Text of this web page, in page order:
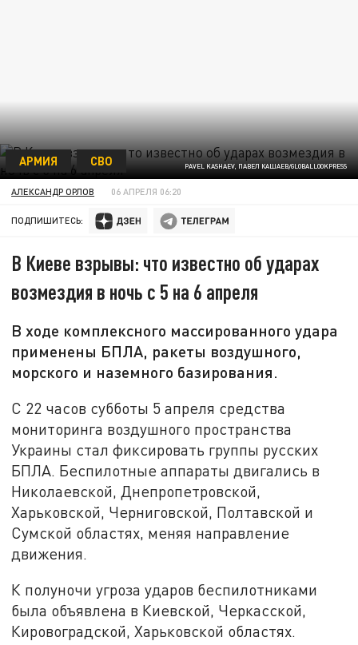
PAVEL KASHAEV, ПАВЕЛ КАШАЕВ/GLOBALLOOKPRESS
АРМИЯ СВО
АЛЕКСАНДР ОРЛОВ 06 АПРЕЛЯ 06:20
ПОДПИШИТЕСЬ:
В Киеве взрывы: что известно об ударах
возмездия в ночь с 5 на 6 апреля
В ходе комплексного массированного удара
применены БПЛА, ракеты воздушного,
морского и наземного базирования.
С 22 часов субботы 5 апреля средства
мониторинга воздушного пространства
Украины стал фиксировать группы русских
БПЛА. Беспилотные аппараты двигались в
Николаевской, Днепропетровской,
Харьковской, Черниговской, Полтавской и
Сумской областях, меняя направление
движения.
К полуночи угроза ударов беспилотниками
была объявлена в Киевской, Черкасской,
Кировоградской, Харьковской областях.